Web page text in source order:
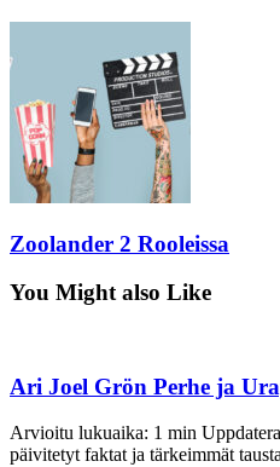
Zoolander 2 Rooleissa
You Might also Like
Ari Joel Grön Perhe ja
Arvioitu lukuaika: 1 min
päivitetyt faktat ja tärkeimmät